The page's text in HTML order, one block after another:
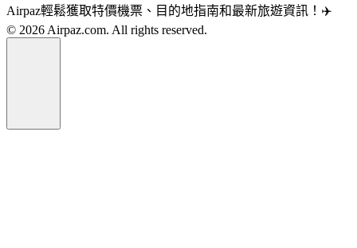
Airpaz輕鬆獲取特價機票、目的地指南和最新旅遊資訊！✈️
© 2026 Airpaz.com. All rights reserved.